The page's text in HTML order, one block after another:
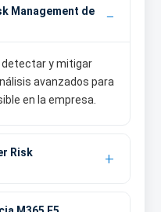
Management de
detectar y mitigar
avanzados para
en la empresa.
Risk